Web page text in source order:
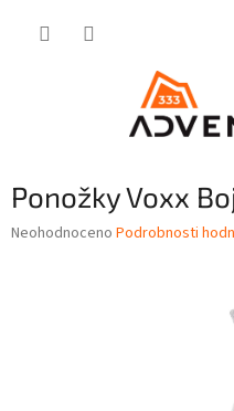
Ponožky Voxx
Průměrné
Neohodnoceno Podrobnosti